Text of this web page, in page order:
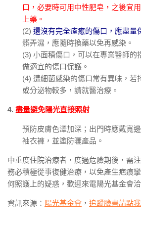
口，必要時可用中性肥皂，之後宜
上藥。
(2) 還沒有完全痊癒的傷口，應盡量
髒弄濕，應隨時換藥以免再感染。
(3) 小面積傷口，可以在專業醫師的
做適宜的傷口保護。
(4) 遭細菌感染的傷口常有異味，若
或分泌物較多，請就醫治療。
4. 盡量避免陽光直接照射
預防皮膚色澤加深；出門時應戴寬
袖衣褲，並塗防曬產品。
中重度住院治療者，度過危險期後，需
務必積極從事復健治療，以免產生疤痕
何照護上的疑惑，歡迎來電陽光基金會洽
資訊來源： 陽光基金會 ， 追蹤臉書請點我